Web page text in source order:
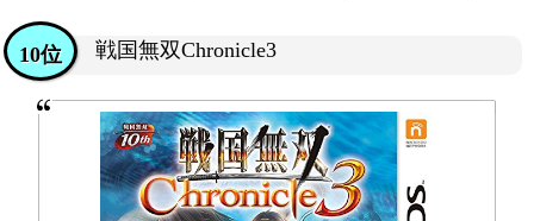
戦国無双Chronicle3
10位